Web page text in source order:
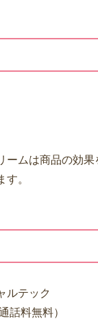
ームは商品の効
。
ルテック
話料無料）